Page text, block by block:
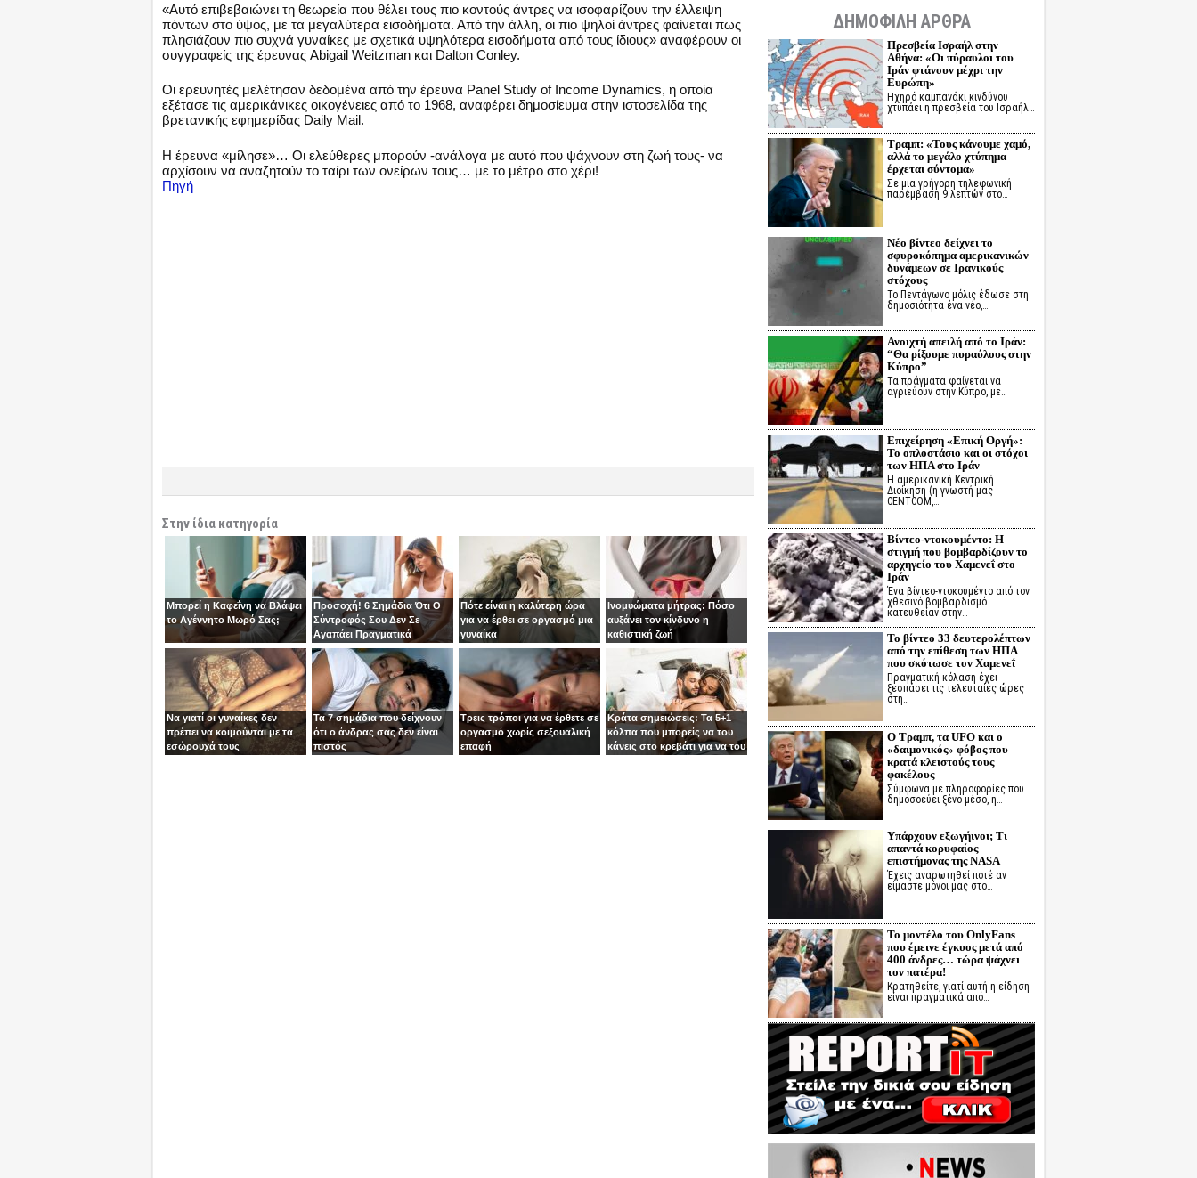
«Αυτό επιβεβαιώνει τη θεωρεία που θέλει τους πιο κοντούς άντρες να ισοφαρίζουν την έλλειψη
πόντων στο ύψος, με τα μεγαλύτερα εισοδήματα. Από την άλλη, οι πιο ψηλοί άντρες φαίνεται πως
πλησιάζουν πιο συχνά γυναίκες με σχετικά υψηλότερα εισοδήματα από τους ίδιους» αναφέρουν οι
συγγραφείς της έρευνας Abigail Weitzman και Dalton Conley.
Οι ερευνητές μελέτησαν δεδομένα από την έρευνα Panel Study of Income Dynamics, η οποία
εξέτασε τις αμερικάνικες οικογένειες από το 1968, αναφέρει δημοσίευμα στην ιστοσελίδα της
βρετανικής εφημερίδας Daily Mail.
Η έρευνα «μίλησε»… Οι ελεύθερες μπορούν -ανάλογα με αυτό που ψάχνουν στη ζωή τους- να
αρχίσουν να αναζητούν το ταίρι των ονείρων τους… με το μέτρο στο χέρι!
Πηγή
Στην ίδια κατηγορία
Μπορεί η Καφεΐνη να Βλάψει
το Αγέννητο Μωρό Σας;
Προσοχή! 6 Σημάδια Ότι Ο
Σύντροφός Σου Δεν Σε
Αγαπάει Πραγματικά
Πότε είναι η καλύτερη ώρα
για να έρθει σε οργασμό μια
γυναίκα
Ινομυώματα μήτρας: Πόσο
αυξάνει τον κίνδυνο η
καθιστική ζωή
Να γιατί οι γυναίκες δεν
πρέπει να κοιμούνται με τα
εσώρουχά τους
Τα 7 σημάδια που δείχνουν
ότι ο άνδρας σας δεν είναι
πιστός
Τρεις τρόποι για να έρθετε σε
οργασμό χωρίς σεξουαλική
επαφή
Κράτα σημειώσεις: Τα 5+1
κόλπα που μπορείς να του
κάνεις στο κρεβάτι για να του
ΔΗΜΟΦΙΛΗ ΑΡΘΡΑ
Πρεσβεία Ισραήλ στην
Αθήνα: «Οι πύραυλοι του
Ιράν φτάνουν μέχρι την
Ευρώπη»
Ηχηρό καμπανάκι κινδύνου
χτυπάει η πρεσβεία του Ισραήλ…
Τραμπ: «Τους κάνουμε χαμό,
αλλά το μεγάλο χτύπημα
έρχεται σύντομα»
Σε μια γρήγορη τηλεφωνική
παρέμβαση 9 λεπτών στο…
Νέο βίντεο δείχνει το
σφυροκόπημα αμερικανικών
δυνάμεων σε Ιρανικούς
στόχους
Το Πεντάγωνο μόλις έδωσε στη
δημοσιότητα ένα νέο,…
Ανοιχτή απειλή από το Ιράν:
“Θα ρίξουμε πυραύλους στην
Κύπρο”
Τα πράγματα φαίνεται να
αγριεύουν στην Κύπρο, με…
Επιχείρηση «Επική Οργή»:
Το οπλοστάσιο και οι στόχοι
των ΗΠΑ στο Ιράν
Η αμερικανική Κεντρική
Διοίκηση (η γνωστή μας
CENTCOM,…
Βίντεο-ντοκουμέντο: Η
στιγμή που βομβαρδίζουν το
αρχηγείο του Χαμενεΐ στο
Ιράν
Ένα βίντεο-ντοκουμέντο από τον
χθεσινό βομβαρδισμό
κατευθείαν στην…
Το βίντεο 33 δευτερολέπτων
από την επίθεση των ΗΠΑ
που σκότωσε τον Χαμενεΐ
Πραγματική κόλαση έχει
ξεσπάσει τις τελευταίες ώρες
στη…
Ο Τραμπ, τα UFO και ο
«δαιμονικός» φόβος που
κρατά κλειστούς τους
φακέλους
Σύμφωνα με πληροφορίες που
δημοσοεύει ξένο μέσο, η…
Υπάρχουν εξωγήινοι; Τι
απαντά κορυφαίος
επιστήμονας της NASA
Έχεις αναρωτηθεί ποτέ αν
είμαστε μόνοι μας στο…
Το μοντέλο του OnlyFans
που έμεινε έγκυος μετά από
400 άνδρες… τώρα ψάχνει
τον πατέρα!
Κρατηθείτε, γιατί αυτή η είδηση
είναι πραγματικά από…